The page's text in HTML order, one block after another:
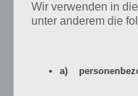
Wir verwenden in
unter anderem die
a)